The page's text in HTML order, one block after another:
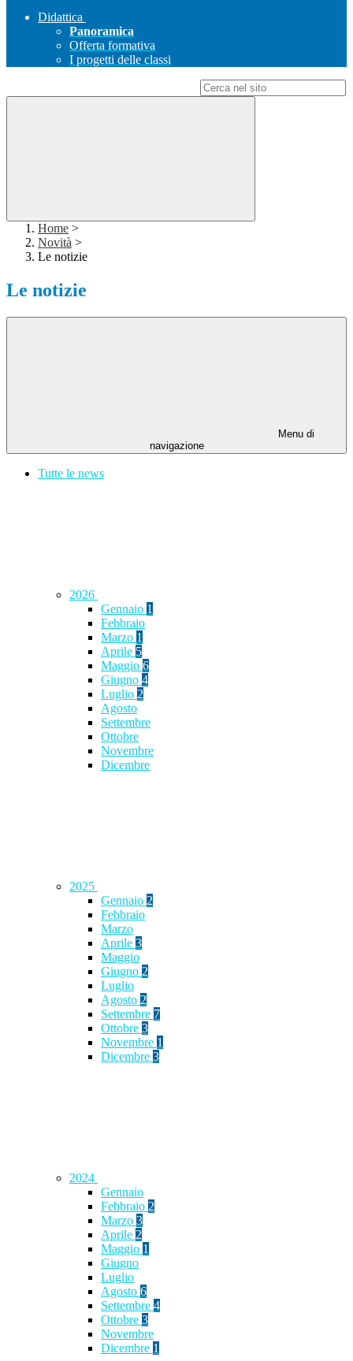
Didattica
Panoramica
Offerta formativa
I progetti delle classi
Home >
Novità >
Le notizie
Le notizie
Menu di
navigazione
Tutte le news
2026
Gennaio 1
Febbraio
Marzo 1
Aprile 5
Maggio 6
Giugno 4
Luglio 2
Agosto
Settembre
Ottobre
Novembre
Dicembre
2025
Gennaio 2
Febbraio
Marzo
Aprile 3
Maggio
Giugno 2
Luglio
Agosto 2
Settembre 7
Ottobre 3
Novembre 1
Dicembre 3
2024
Gennaio
Febbraio 2
Marzo 3
Aprile 2
Maggio 1
Giugno
Luglio
Agosto 6
Settembre 4
Ottobre 3
Novembre
Dicembre 1